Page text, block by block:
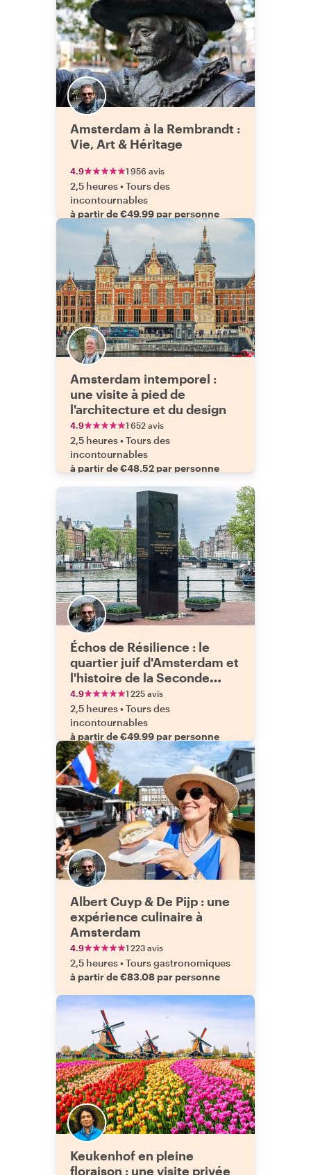
Amsterdam à la Rembrandt :
Vie, Art & Héritage
4.9 1 956 avis
2,5 heures•Tours des
incontournables
à partir de €49.99 par personne
Amsterdam intemporel :
une visite à pied de
l'architecture et du design
4.9 1 652 avis
2,5 heures•Tours des
incontournables
à partir de €48.52 par personne
Échos de Résilience : le
quartier juif d'Amsterdam et
l'histoire de la Seconde
Guerre mondiale
4.9 1 225 avis
2,5 heures•Tours des
incontournables
à partir de €49.99 par personne
Albert Cuyp & De Pijp : une
expérience culinaire à
Amsterdam
4.9 1 223 avis
2,5 heures•Tours gastronomiques
à partir de €83.08 par personne
Keukenhof en pleine
floraison : une visite privée